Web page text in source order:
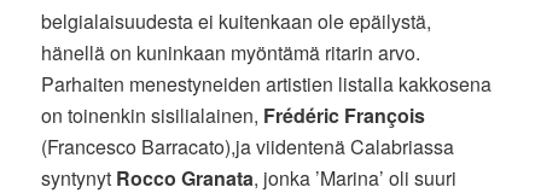
belgialaisuudesta ei kuitenkaan ole epäilystä,
hänellä on kuninkaan myöntämä ritarin arvo.
Parhaiten menestyneiden artistien listalla kakkosena
on toinenkin sisilialainen, Frédéric François
(Francesco Barracato),ja viidentenä Calabriassa
syntynyt Rocco Granata, jonka ’Marina’ oli suuri